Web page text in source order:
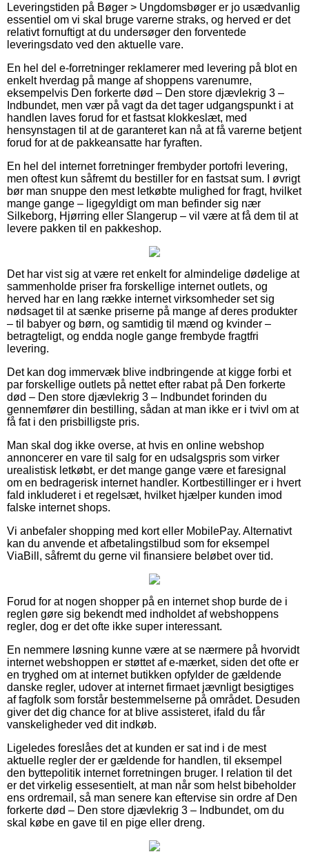
Leveringstiden på Bøger > Ungdomsbøger er jo usædvanlig
essentiel om vi skal bruge varerne straks, og herved er det
relativt fornuftigt at du undersøger den forventede
leveringsdato ved den aktuelle vare.
En hel del e-forretninger reklamerer med levering på blot en
enkelt hverdag på mange af shoppens varenumre,
eksempelvis Den forkerte død – Den store djævlekrig 3 –
Indbundet, men vær på vagt da det tager udgangspunkt i at
handlen laves forud for et fastsat klokkeslæt, med
hensynstagen til at de garanteret kan nå at få varerne betjent
forud for at de pakkeansatte har fyraften.
En hel del internet forretninger frembyder portofri levering,
men oftest kun såfremt du bestiller for en fastsat sum. I øvrigt
bør man snuppe den mest letkøbte mulighed for fragt, hvilket
mange gange – ligegyldigt om man befinder sig nær
Silkeborg, Hjørring eller Slangerup – vil være at få dem til at
levere pakken til en pakkeshop.
Det har vist sig at være ret enkelt for almindelige dødelige at
sammenholde priser fra forskellige internet outlets, og
herved har en lang række internet virksomheder set sig
nødsaget til at sænke priserne på mange af deres produkter
– til babyer og børn, og samtidig til mænd og kvinder –
betragteligt, og endda nogle gange frembyde fragtfri
levering.
Det kan dog immervæk blive indbringende at kigge forbi et
par forskellige outlets på nettet efter rabat på Den forkerte
død – Den store djævlekrig 3 – Indbundet forinden du
gennemfører din bestilling, sådan at man ikke er i tvivl om at
få fat i den prisbilligste pris.
Man skal dog ikke overse, at hvis en online webshop
annoncerer en vare til salg for en udsalgspris som virker
urealistisk letkøbt, er det mange gange være et faresignal
om en bedragerisk internet handler. Kortbestillinger er i hvert
fald inkluderet i et regelsæt, hvilket hjælper kunden imod
falske internet shops.
Vi anbefaler shopping med kort eller MobilePay. Alternativt
kan du anvende et afbetalingstilbud som for eksempel
ViaBill, såfremt du gerne vil finansiere beløbet over tid.
Forud for at nogen shopper på en internet shop burde de i
reglen gøre sig bekendt med indholdet af webshoppens
regler, dog er det ofte ikke super interessant.
En nemmere løsning kunne være at se nærmere på hvorvidt
internet webshoppen er støttet af e-mærket, siden det ofte er
en tryghed om at internet butikken opfylder de gældende
danske regler, udover at internet firmaet jævnligt besigtiges
af fagfolk som forstår bestemmelserne på området. Desuden
giver det dig chance for at blive assisteret, ifald du får
vanskeligheder ved dit indkøb.
Ligeledes foreslåes det at kunden er sat ind i de mest
aktuelle regler der er gældende for handlen, til eksempel
den byttepolitik internet forretningen bruger. I relation til det
er det virkelig essesentielt, at man når som helst bibeholder
ens ordremail, så man senere kan eftervise sin ordre af Den
forkerte død – Den store djævlekrig 3 – Indbundet, om du
skal købe en gave til en pige eller dreng.